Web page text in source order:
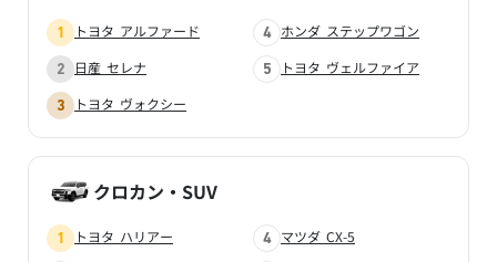
トヨタ アルファード
日産 セレナ
トヨタ ヴォクシー
ホンダ ステップワゴン
トヨタ ヴェルファイア
クロカン・SUV
トヨタ ハリアー
マツダ CX-5